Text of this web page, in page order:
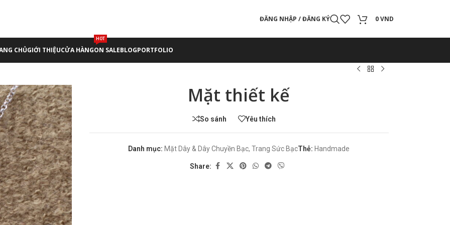
ĐĂNG NHẬP / ĐĂNG KÝ 0VND
CHỦGIỚI THIỆUCỬA HÀNGON SALE
HOT
BLOGPORTFOLIO
Mặt thiết kế
So sánh Yêu thích
Danh mục: Mặt Dây & Dây Chuyền Bạc, Trang Sức BạcThẻ: Handmade
Share: